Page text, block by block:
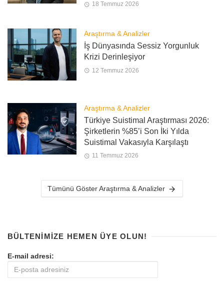
18 Temmuz 2026
Araştırma & Analizler
İş Dünyasında Sessiz Yorgunluk
Krizi Derinleşiyor
12 Temmuz 2026
Araştırma & Analizler
Türkiye Suistimal Araştırması 2026:
Şirketlerin %85’i Son İki Yılda
Suistimal Vakasıyla Karşılaştı
11 Temmuz 2026
Tümünü Göster Araştırma & Analizler
BÜLTENIMIZE HEMEN ÜYE OLUN!
E-mail adresi: